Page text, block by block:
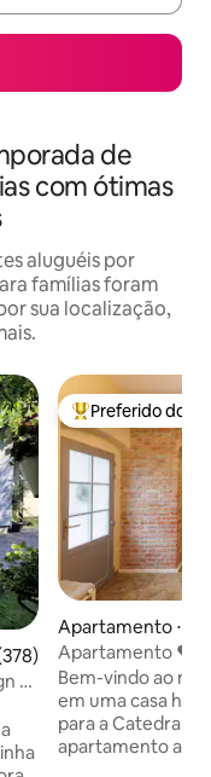
de
com ótimas
aluguéis por
famílias foram
sua localização,
uma avaliação média de
e
Entre os
Preferido dos
Apartamento ⋅
Apartamento
histórico da
Bem-vindo ao
em uma casa
para a Catedral
apartamento